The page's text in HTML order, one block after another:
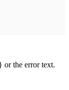
or the error text.